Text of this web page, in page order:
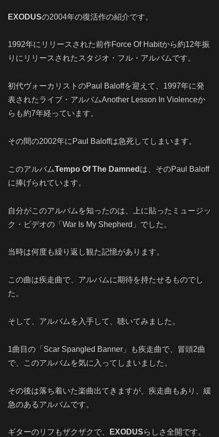
EXODUSの2004年の復活作の紹介です。
1992年にリリースされた前作Force Of Habitから約12年振
りにリリースされたスタジオ・フル・アルバムです。
初代ヴォーカリストのPaul Baloffを迎えて、1997年に発
表されたライブ・アルバムAnother Lesson In Violenceか
らも約7年経っています。
その間の2002年にPaul Baloffは急死してしまいます。
このアルバムTempo Of The Damned は、そのPaul Baloff
に捧げられています。
自分がこのアルバムを知ったのは、上に貼ったミュージッ
ク・ビデオの「War Is My Shepherd」でした。
当時は何度も繰り返し観た記憶があります。
この曲は疾走曲で、アルバムに期待を持たせるものでし
た。
そして、アルバムを入手して、聴いてみました。
1曲目の「Scar Spangled Banner」も疾走曲で、冒頭2曲
で、このアルバムを気に入ってしまいました。
その後は落ち着いた楽曲出てきますが、疾走曲もあり、緩
急のあるアルバムです。
ギターのリフもザクザクで、 EXODUSらしさ全開です。